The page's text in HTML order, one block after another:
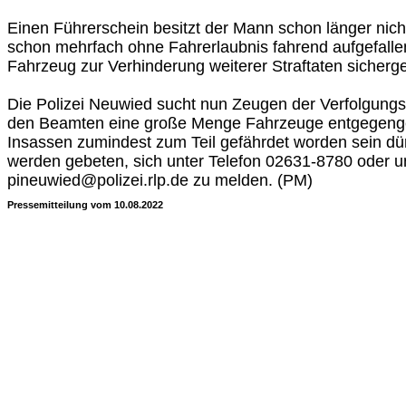
Einen Führerschein besitzt der Mann schon länger
schon mehrfach ohne Fahrerlaubnis fahrend
Fahrzeug zur Verhinderung weiterer Straftaten
Die Polizei Neuwied sucht nun Zeugen der
den Beamten eine große Menge Fahrzeuge
Insassen zumindest zum Teil gefährdet worden sein
werden gebeten, sich unter Telefon 02631-8780 oder
pineuwied@polizei.rlp.de zu melden. (PM)
Pressemitteilung vom 10.08.2022